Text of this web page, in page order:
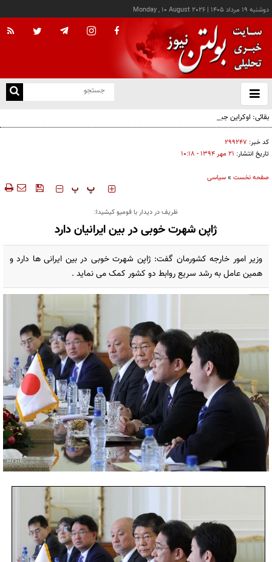
دوشنبه ۱۹ مرداد ۱۴۰۵ |
Monday , 10 August 2026
باز
و
بقائی: اوکراین جبران نکند، جبران می‌کنیم
کد خبر: ۲۹۹۲۴۷
تاریخ انتشار: ۲۱ مهر ۱۳۹۴ - ۱۰:۱۸
صفحه نخست »سیاسی
‍‍‍ پ پ
ظریف در دیدار با فومیو کیشیدا:
ژاپن شهرت خوبی در بین ایرانیان دارد
وزیر امور خارجه کشورمان گفت: ژاپن شهرت خوبی در بین ایرانی ها دارد و
همین عامل به رشد سریع روابط دو کشور کمک می نماید .